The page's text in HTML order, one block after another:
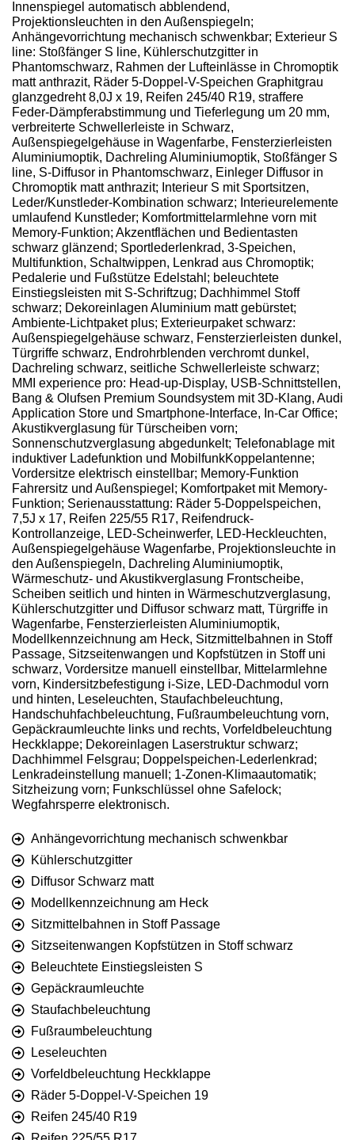
Innenspiegel automatisch abblendend,
Projektionsleuchten in den Außenspiegeln;
Anhängevorrichtung mechanisch schwenkbar; Exterieur S
line: Stoßfänger S line, Kühlerschutzgitter in
Phantomschwarz, Rahmen der Lufteinlässe in Chromoptik
matt anthrazit, Räder 5-Doppel-V-Speichen Graphitgrau
glanzgedreht 8,0J x 19, Reifen 245/40 R19, straffere
Feder-Dämpferabstimmung und Tieferlegung um 20 mm,
verbreiterte Schwellerleiste in Schwarz,
Außenspiegelgehäuse in Wagenfarbe, Fensterzierleisten
Aluminiumoptik, Dachreling Aluminiumoptik, Stoßfänger S
line, S-Diffusor in Phantomschwarz, Einleger Diffusor in
Chromoptik matt anthrazit; Interieur S mit Sportsitzen,
Leder/Kunstleder-Kombination schwarz; Interieurelemente
umlaufend Kunstleder; Komfortmittelarmlehne vorn mit
Memory-Funktion; Akzentflächen und Bedientasten
schwarz glänzend; Sportlederlenkrad, 3-Speichen,
Multifunktion, Schaltwippen, Lenkrad aus Chromoptik;
Pedalerie und Fußstütze Edelstahl; beleuchtete
Einstiegsleisten mit S-Schriftzug; Dachhimmel Stoff
schwarz; Dekoreinlagen Aluminium matt gebürstet;
Ambiente-Lichtpaket plus; Exterieurpaket schwarz:
Außenspiegelgehäuse schwarz, Fensterzierleisten dunkel,
Türgriffe schwarz, Endrohrblenden verchromt dunkel,
Dachreling schwarz, seitliche Schwellerleiste schwarz;
MMI experience pro: Head-up-Display, USB-Schnittstellen,
Bang & Olufsen Premium Soundsystem mit 3D-Klang, Audi
Application Store und Smartphone-Interface, In-Car Office;
Akustikverglasung für Türscheiben vorn;
Sonnenschutzverglasung abgedunkelt; Telefonablage mit
induktiver Ladefunktion und MobilfunkKoppelantenne;
Vordersitze elektrisch einstellbar; Memory-Funktion
Fahrersitz und Außenspiegel; Komfortpaket mit Memory-
Funktion; Serienausstattung: Räder 5-Doppelspeichen,
7,5J x 17, Reifen 225/55 R17, Reifendruck-
Kontrollanzeige, LED-Scheinwerfer, LED-Heckleuchten,
Außenspiegelgehäuse Wagenfarbe, Projektionsleuchte in
den Außenspiegeln, Dachreling Aluminiumoptik,
Wärmeschutz- und Akustikverglasung Frontscheibe,
Scheiben seitlich und hinten in Wärmeschutzverglasung,
Kühlerschutzgitter und Diffusor schwarz matt, Türgriffe in
Wagenfarbe, Fensterzierleisten Aluminiumoptik,
Modellkennzeichnung am Heck, Sitzmittelbahnen in Stoff
Passage, Sitzseitenwangen und Kopfstützen in Stoff uni
schwarz, Vordersitze manuell einstellbar, Mittelarmlehne
vorn, Kindersitzbefestigung i-Size, LED-Dachmodul vorn
und hinten, Leseleuchten, Staufachbeleuchtung,
Handschuhfachbeleuchtung, Fußraumbeleuchtung vorn,
Gepäckraumleuchte links und rechts, Vorfeldbeleuchtung
Heckklappe; Dekoreinlagen Laserstruktur schwarz;
Dachhimmel Felsgrau; Doppelspeichen-Lederlenkrad;
Lenkradeinstellung manuell; 1-Zonen-Klimaautomatik;
Sitzheizung vorn; Funkschlüssel ohne Safelock;
Wegfahrsperre elektronisch.
Anhängevorrichtung mechanisch schwenkbar
Kühlerschutzgitter
Diffusor Schwarz matt
Modellkennzeichnung am Heck
Sitzmittelbahnen in Stoff Passage
Sitzseitenwangen Kopfstützen in Stoff schwarz
Beleuchtete Einstiegsleisten S
Gepäckraumleuchte
Staufachbeleuchtung
Fußraumbeleuchtung
Leseleuchten
Vorfeldbeleuchtung Heckklappe
Räder 5-Doppel-V-Speichen 19
Reifen 245/40 R19